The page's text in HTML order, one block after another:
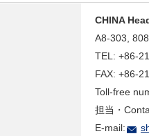
CHINA
A8-303,
TEL: +86-
FAX: +86-
Toll-free
担当・
E-mail: